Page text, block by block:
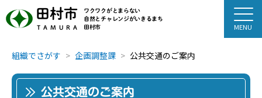
田村市
TAMURA
ワクワクがとまらない
自然とチャレンジがいきるまち
田村市
組織でさがす 企画調整課 公共交通のご案内
公共交通のご案内